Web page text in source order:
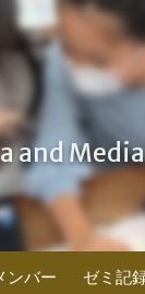
and
ンバー ゼミ記